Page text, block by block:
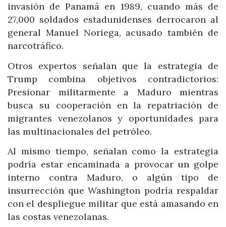
invasión de Panamá en 1989, cuando más de
27,000 soldados estadunidenses derrocaron al
general Manuel Noriega, acusado también de
narcotráfico.
Otros expertos señalan que la estrategia de
Trump combina objetivos contradictorios:
Presionar militarmente a Maduro mientras
busca su cooperación en la repatriación de
migrantes venezolanos y oportunidades para
las multinacionales del petróleo.
Al mismo tiempo, señalan como la estrategia
podría estar encaminada a provocar un golpe
interno contra Maduro, o algún tipo de
insurrección que Washington podría respaldar
con el despliegue militar que está amasando en
las costas venezolanas.